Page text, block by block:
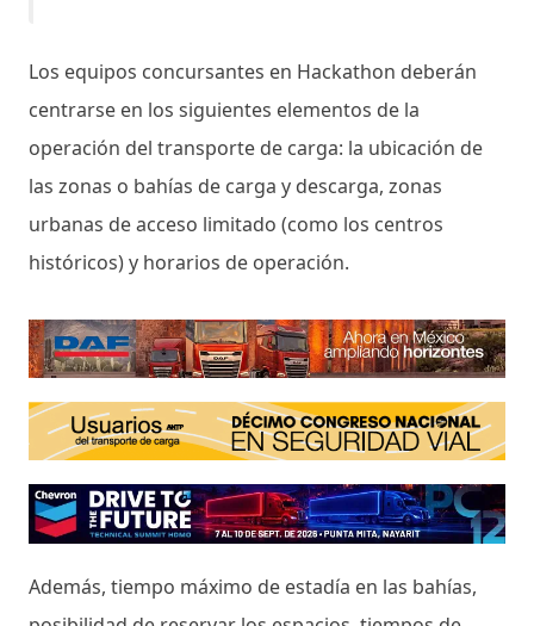
Los equipos concursantes en Hackathon deberán
centrarse en los siguientes elementos de la
operación del transporte de carga: la ubicación de
las zonas o bahías de carga y descarga, zonas
urbanas de acceso limitado (como los centros
históricos) y horarios de operación.
Además, tiempo máximo de estadía en las bahías,